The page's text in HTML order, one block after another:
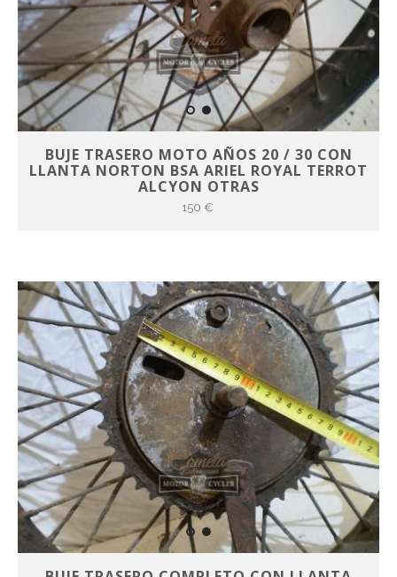
BUJE TRASERO MOTO AÑOS 20 / 30 CON
LLANTA NORTON BSA ARIEL ROYAL TERROT
ALCYON OTRAS
150 €